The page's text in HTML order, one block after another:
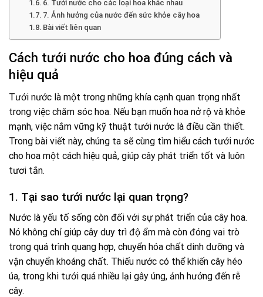
6. Tưới nước cho các loại hoa khác nhau
7. Ảnh hưởng của nước đến sức khỏe cây hoa
Bài viết liên quan
Cách tưới nước cho hoa đúng cách và
hiệu quả
Tưới nước là một trong những khía cạnh quan trọng nhất
trong việc chăm sóc hoa. Nếu bạn muốn hoa nở rộ và khỏe
mạnh, việc nắm vững kỹ thuật tưới nước là điều cần thiết.
Trong bài viết này, chúng ta sẽ cùng tìm hiểu cách tưới nước
cho hoa một cách hiệu quả, giúp cây phát triển tốt và luôn
tươi tắn.
1. Tại sao tưới nước lại quan trọng?
Nước là yếu tố sống còn đối với sự phát triển của cây hoa.
Nó không chỉ giúp cây duy trì độ ẩm mà còn đóng vai trò
trong quá trình quang hợp, chuyển hóa chất dinh dưỡng và
vận chuyển khoáng chất. Thiếu nước có thể khiến cây héo
úa, trong khi tưới quá nhiều lại gây úng, ảnh hưởng đến rễ
cây.